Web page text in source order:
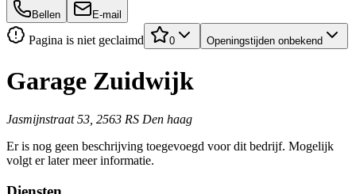
Bellen E-mail
Pagina is niet geclaimd 0 Openingstijden onbekend
Garage Zuidwijk
Jasmijnstraat 53, 2563 RS Den haag
Er is nog geen beschrijving toegevoegd voor dit bedrijf. Mogelijk
volgt er later meer informatie.